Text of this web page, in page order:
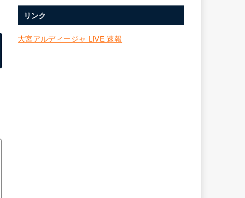
リンク
大宮アルディージャ LIVE 速報